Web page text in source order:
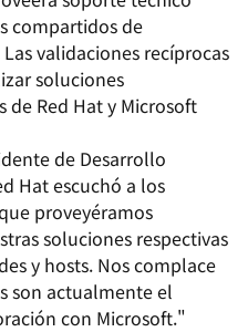
compartidos de
validaciones recíprocas
soluciones
de Red Hat y Microsoft
de Desarrollo
Hat escuchó a los
proveyéramos
soluciones respectivas
y hosts. Nos complace
son actualmente el
con Microsoft."